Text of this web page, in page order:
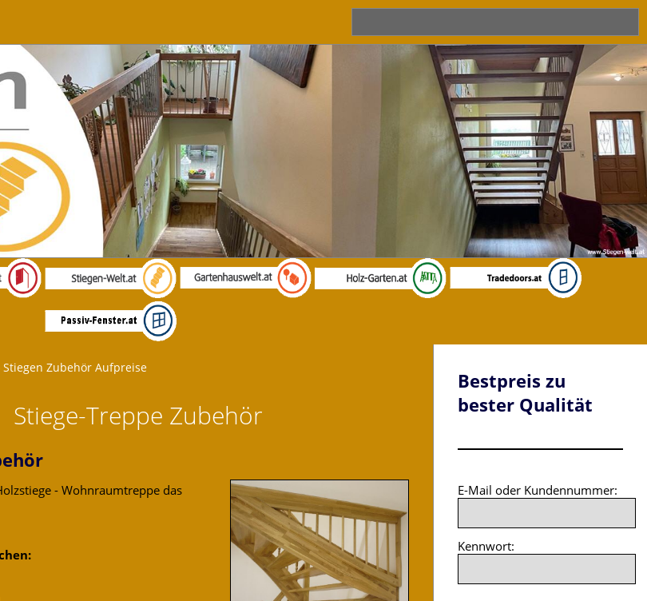
Stiegen Zubehör Aufpreise
Stiege-Treppe Zubehör
- Wohnraumtreppe das
Bestpreis zu
bester Qualität
E-Mail oder Kundennummer:
Kennwort: